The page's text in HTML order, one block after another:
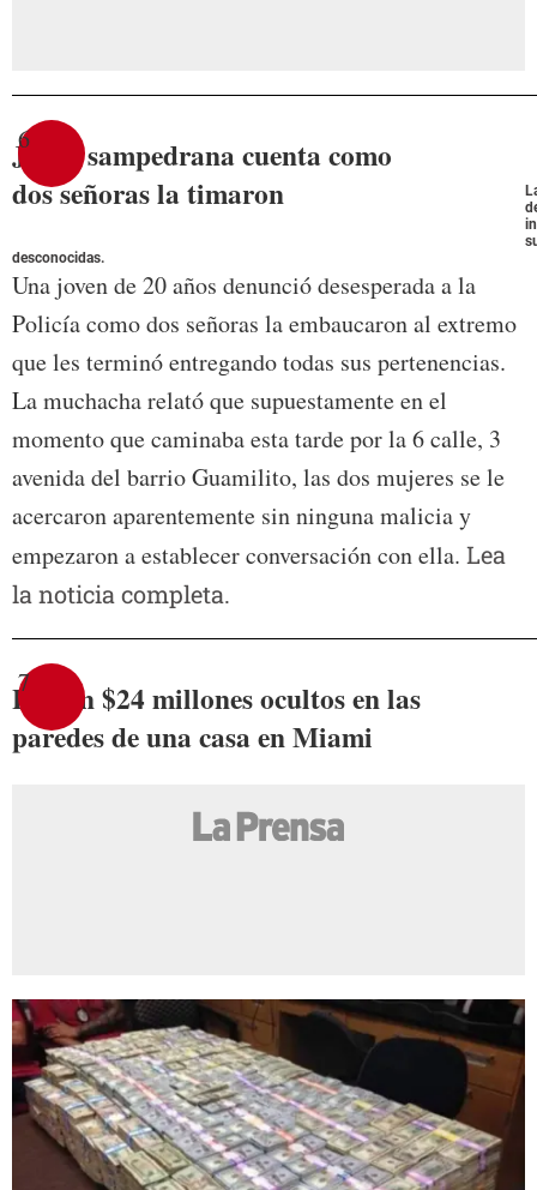
6
Joven sampedrana cuenta como
dos señoras la timaron
desconocidas.
Una joven de 20 años denunció desesperada a la
Policía como dos señoras la embaucaron al extremo
que les terminó entregando todas sus pertenencias.
La muchacha relató que supuestamente en el
momento que caminaba esta tarde por la 6 calle, 3
avenida del barrio Guamilito, las dos mujeres se le
acercaron aparentemente sin ninguna malicia y
empezaron a establecer conversación con ella. Lea
la noticia completa.
7
Hallan $24 millones ocultos en las
paredes de una casa en Miami